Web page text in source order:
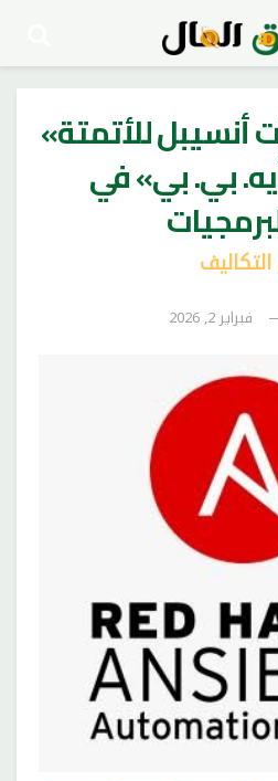
للأتمتة»
بي. بي» في
فبراير 2, 2026